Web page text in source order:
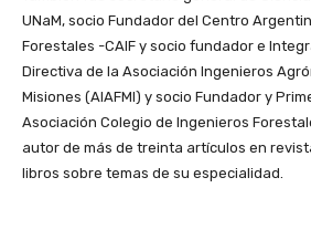
UNaM, socio Fundador del Centro
Forestales -CAIF y socio fundador e
Directiva de la Asociación Ingenieros
Misiones (AIAFMI) y socio Fundador y
Asociación Colegio de Ingenieros
autor de más de treinta artículos en
libros sobre temas de su especialidad.